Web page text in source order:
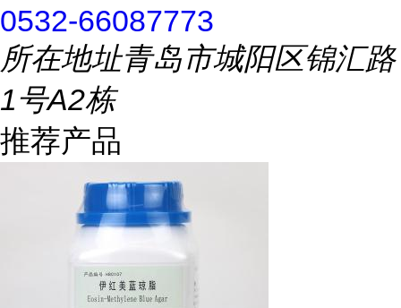
0532-66087773
所在地址青岛市城阳区锦汇路
1号A2栋
推荐产品